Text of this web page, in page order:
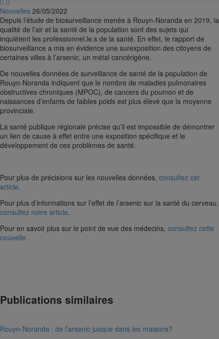
Nouvelles 26/05/2022
Depuis l’étude de biosurveillance menée à Rouyn-Noranda en 2019, la
qualité de l’air et la santé de la population sont des sujets qui
inquiètent les professionnel.le.s de la santé. En effet, le rapport de
biosurveillance a mis en évidence une surexposition des citoyens de
certaines villes à l’arsenic, un métal cancérigène.
De nouvelles données de surveillance de santé de la population de
Rouyn-Noranda indiquent que le nombre de maladies pulmonaires
obstructives chroniques (MPOC), de cancers du poumon et de
naissances d’enfants de faibles poids est plus élevé que la moyenne
provinciale.
La santé publique régionale précise qu’il est impossible de démontrer
un lien de cause à effet entre une exposition spécifique et le
développement de ces problèmes de santé.
Pour plus de précisions sur les nouvelles données, consultez cet
article.
Pour plus d’informations sur l’effet de l’arsenic sur la santé du cerveau,
consultez notre article.
Pour en savoir plus sur le point de vue des médecins, consultez cette
nouvelle.
Publications similaires
Rouyn-Noranda : de l’arsenic jusque dans les maisons?